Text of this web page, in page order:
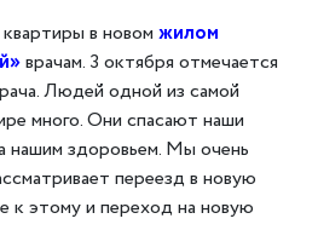
в новом жилом
врачам. 3 октября отмечается
Людей одной из самой
много. Они спасают наши
нашим здоровьем. Мы очень
переезд в новую
к этому и переход на новую